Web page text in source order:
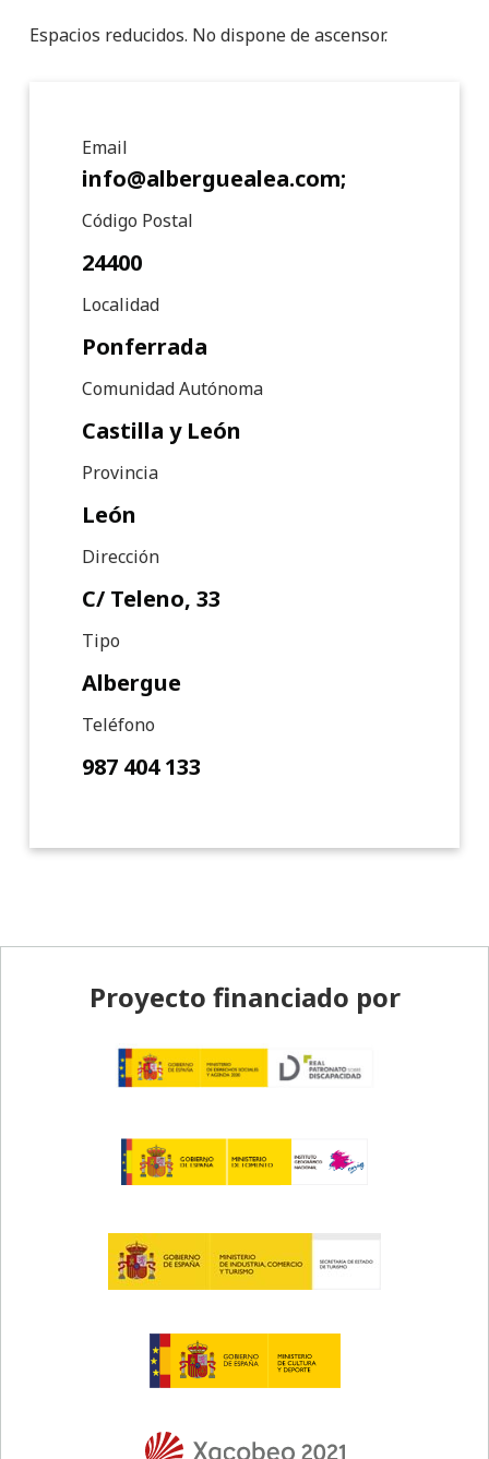
Espacios reducidos. No dispone de ascensor.
Email
info@alberguealea.com;
Código Postal
24400
Localidad
Ponferrada
Comunidad Autónoma
Castilla y León
Provincia
León
Dirección
C/ Teleno, 33
Tipo
Albergue
Teléfono
987 404 133
Proyecto financiado por